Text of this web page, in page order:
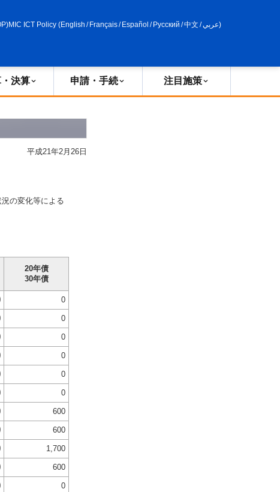
MIC ICT Policy (English / Français/ Español / Русский /中文 /عربي)
決算 申請・手続 注目施策
平成21年2月26日
の変化等による
20年債
30年債
0
0
0
0
0
0
600
600
1,700
600
0